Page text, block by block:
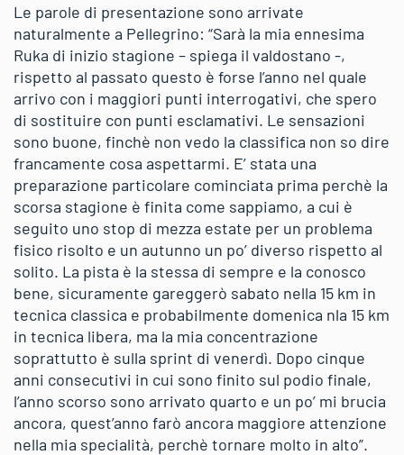
Le parole di presentazione sono arrivate
naturalmente a Pellegrino: “Sarà la mia ennesima
Ruka di inizio stagione – spiega il valdostano -,
rispetto al passato questo è forse l’anno nel quale
arrivo con i maggiori punti interrogativi, che spero
di sostituire con punti esclamativi. Le sensazioni
sono buone, finchè non vedo la classifica non so dire
francamente cosa aspettarmi. E’ stata una
preparazione particolare cominciata prima perchè la
scorsa stagione è finita come sappiamo, a cui è
seguito uno stop di mezza estate per un problema
fisico risolto e un autunno un po’ diverso rispetto al
solito. La pista è la stessa di sempre e la conosco
bene, sicuramente gareggerò sabato nella 15 km in
tecnica classica e probabilmente domenica nla 15 km
in tecnica libera, ma la mia concentrazione
soprattutto è sulla sprint di venerdì. Dopo cinque
anni consecutivi in cui sono finito sul podio finale,
l’anno scorso sono arrivato quarto e un po’ mi brucia
ancora, quest’anno farò ancora maggiore attenzione
nella mia specialità, perchè tornare molto in alto”.